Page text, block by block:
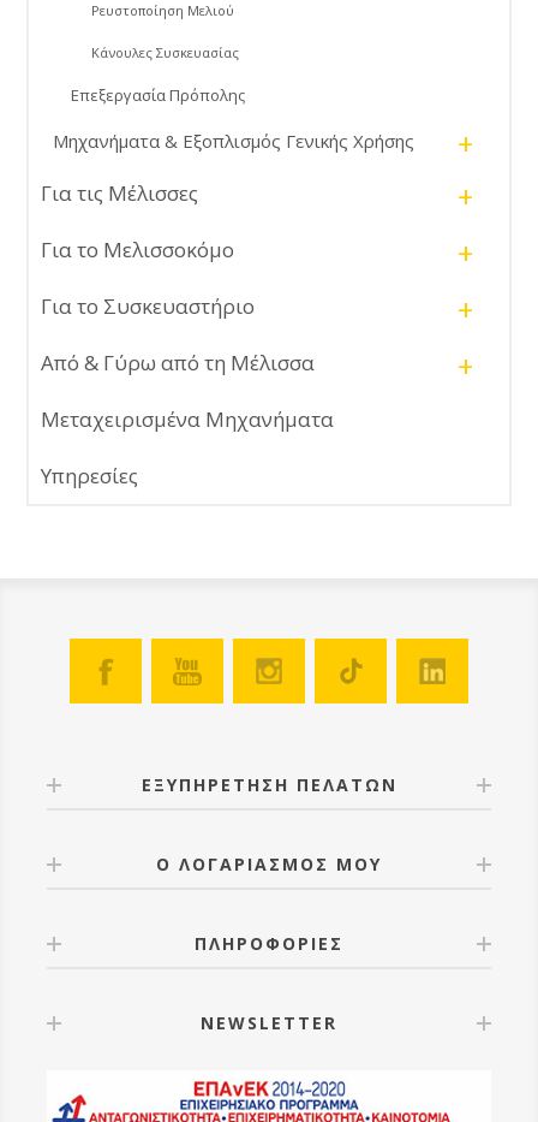
Ρευστοποίηση Μελιού
Κάνουλες Συσκευασίας
Επεξεργασία Πρόπολης
Μηχανήματα & Εξοπλισμός Γενικής Χρήσης +
Για τις Μέλισσες +
Για το Μελισσοκόμο +
Για το Συσκευαστήριο +
Από & Γύρω από τη Μέλισσα +
Μεταχειρισμένα Μηχανήματα
Υπηρεσίες
ΕΞΥΠΗΡΕΤΗΣΗ ΠΕΛΑΤΩΝ
Ο ΛΟΓΑΡΙΑΣΜΟΣ ΜΟΥ
ΠΛΗΡΟΦΟΡΙΕΣ
NEWSLETTER